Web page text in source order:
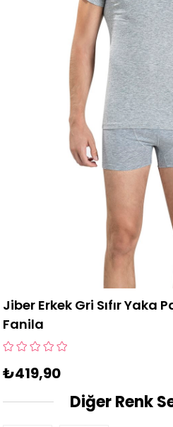
Jiber Erkek Gri Sıfır Yaka
Fanila
₺419,90
Diğer Renk